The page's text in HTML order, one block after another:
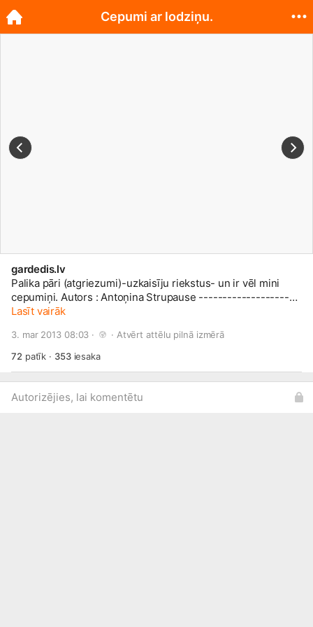
gardedis.lv
Palika pāri (atgriezumi)-uzkaisīju riekstus- un ir vēl mini
cepumiņi. Autors : Antoņina Strupause ---------------------
------------- Uzzini arī citas gardas receptes pie mums:
Lasīt vairāk
3. mar 2013 08:03 · · Atvērt attēlu pilnā izmērā
72 patīk · 353iesaka
Autorizējies, lai komentētu
Cepumi ar lodziņu.